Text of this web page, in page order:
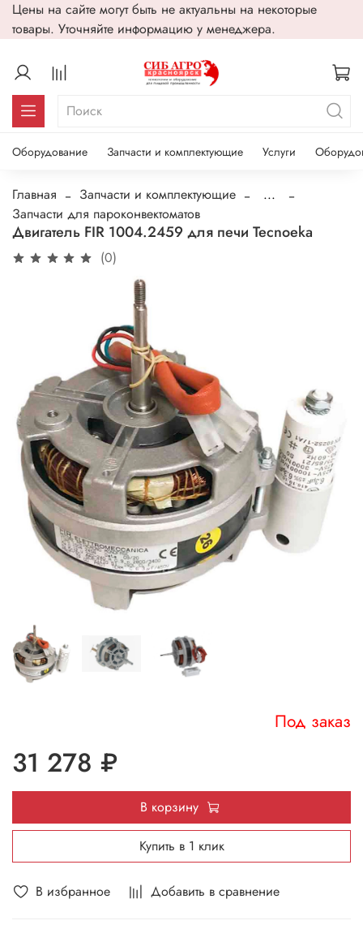
Цены на сайте могут быть не актуальны на некоторые
товары. Уточняйте информацию у менеджера.
Оборудование Запчасти и комплектующие Услуги
Главная Запчасти и комплектующие
...
Запчасти для пароконвектоматов
Двигатель FIR 1004.2459 для печи Tecnoeka
(0)
В избранное Добавить в сравнение
Под заказ
31 278 ₽
В корзину
Купить в 1 клик